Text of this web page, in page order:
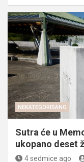
NEKATEGORISANO
Sutra će u
ukopano deset
4 sedmice ago